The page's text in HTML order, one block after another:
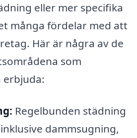
eller mer specifika
många fördelar med att
Här är några av de
som
Regelbunden städning
dammsugning,